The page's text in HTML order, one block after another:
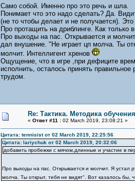
Само собой. Именно про это речь и шла.
Понимает что это надо сделать? Да.
(не то чтобы делает и не получается).
Про протащить на дриблинге. Как только
Про выходы на пас. Открывается и
дал внушение. "Не играет цп молча. Ты
молчит. Интеллигент хренов
Ощущение, что в игре ,при дефиците
исполнить, осталось принять
трудом.
Re: Тактика. Методика обучения
« Ответ #11 :02 March 2019, 23:08:21 »
Цитата: tennisist от 02 March 2019, 22:25:56
Цитата: lariychuk от 02 March 2019, 20:32:06
добавить пробежки с мячом,длинные и участие в
Про выходы на пас. Открывается и молчит. Я устал
молча. Ты открыт, тебя не видят". Вот казалось бы,